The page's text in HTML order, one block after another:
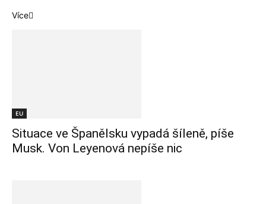
Více
EU
Situace ve Španělsku vypadá šíleně, píše
Musk. Von Leyenová nepíše nic